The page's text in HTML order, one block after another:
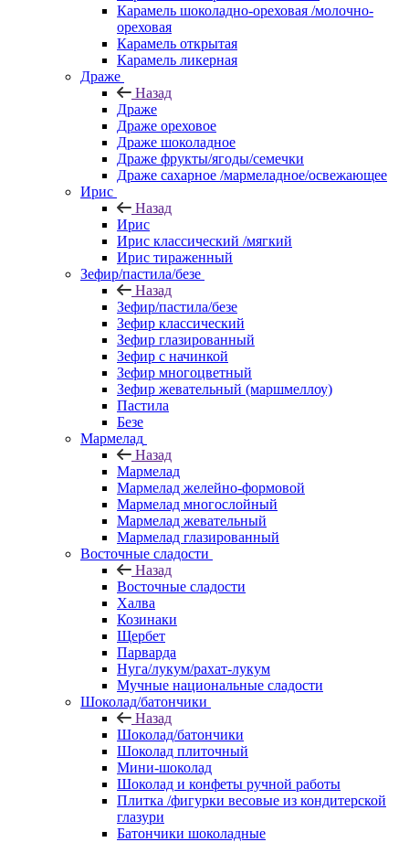
Карамель шоколадно-ореховая /молочно-
ореховая
Карамель открытая
Карамель ликерная
Драже
Назад
Драже
Драже ореховое
Драже шоколадное
Драже фрукты/ягоды/семечки
Драже сахарное /мармеладное/освежающее
Ирис
Назад
Ирис
Ирис классический /мягкий
Ирис тираженный
Зефир/пастила/безе
Назад
Зефир/пастила/безе
Зефир классический
Зефир глазированный
Зефир с начинкой
Зефир многоцветный
Зефир жевательный (маршмеллоу)
Пастила
Безе
Мармелад
Назад
Мармелад
Мармелад желейно-формовой
Мармелад многослойный
Мармелад жевательный
Мармелад глазированный
Восточные сладости
Назад
Восточные сладости
Халва
Козинаки
Щербет
Парварда
Нуга/лукум/рахат-лукум
Мучные национальные сладости
Шоколад/батончики
Назад
Шоколад/батончики
Шоколад плиточный
Мини-шоколад
Шоколад и конфеты ручной работы
Плитка /фигурки весовые из кондитерской
глазури
Батончики шоколадные